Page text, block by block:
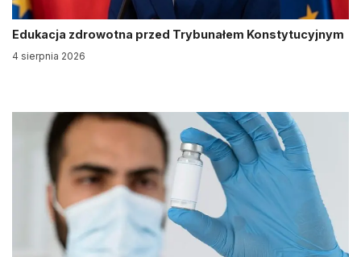
Edukacja zdrowotna przed Trybunałem Konstytucyjnym
4 sierpnia 2026